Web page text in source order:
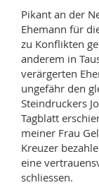
Pikant an der
Ehemann für
zu Konflikten
anderem in
verärgerten
ungefähr den
Steindruckers
Tagblatt
meiner Frau
Kreuzer
eine
schliessen.